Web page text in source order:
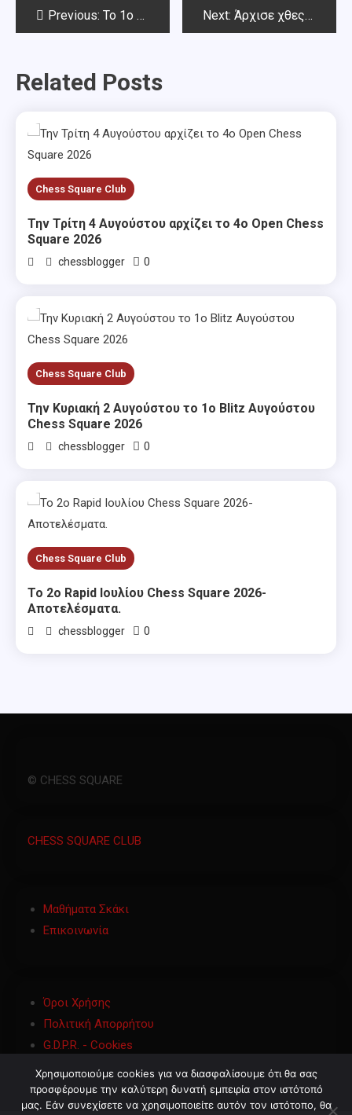
PostPrevious: Το 1ο Καλοκαιρινό open Chess Square 2025-Αποτελέσματα. Next: Άρχισε χθες το 2o Καλοκαιρινό open Chess Square 2025.
Related Posts
Chess Square Club
Την Τρίτη 4 Αυγούστου αρχίζει το 4ο Open Chess
Square 2026
chessblogger 0
Chess Square Club
Την Κυριακή 2 Αυγούστου το 1ο Blitz Αυγούστου
Chess Square 2026
chessblogger 0
Chess Square Club
Το 2ο Rapid Ιουλίου Chess Square 2026-
Αποτελέσματα.
chessblogger 0
© CHESS SQUARE
CHESS SQUARE CLUB
Μαθήματα Σκάκι
Επικοινωνία
Όροι Χρήσης
Πολιτική Απορρήτου
G.D.P.R. - Cookies
Χρησιμοποιούμε cookies για να διασφαλίσουμε ότι θα σας
προσφέρουμε την καλύτερη δυνατή εμπειρία στον ιστότοπό
μας. Εάν συνεχίσετε να χρησιμοποιείτε αυτόν τον ιστότοπο, θα